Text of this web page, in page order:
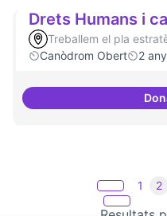
Drets Humans i
Treballem el pla
Canòdrom Obert
2
1 2